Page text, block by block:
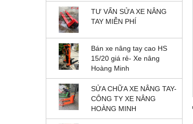
TƯ VẤN SỬA XE NÂNG
TAY MIỄN PHÍ
Bán xe nâng tay cao HS
15/20 giá rẻ- Xe nâng
Hoàng Minh
SỬA CHỮA XE NÂNG TAY-
CÔNG TY XE NÂNG
HOÀNG MINH